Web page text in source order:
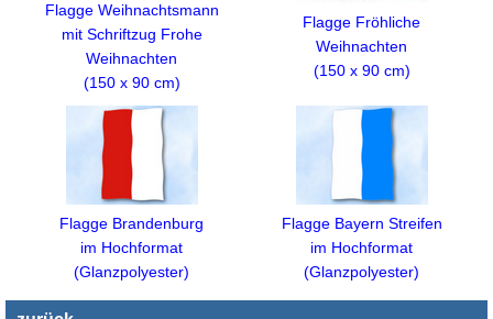
Flagge Weihnachtsmann
mit Schriftzug Frohe
Weihnachten
(150 x 90 cm)
Flagge Fröhliche
Weihnachten
(150 x 90 cm)
Flagge Brandenburg
im Hochformat
(Glanzpolyester)
Flagge Bayern Streifen
im Hochformat
(Glanzpolyester)